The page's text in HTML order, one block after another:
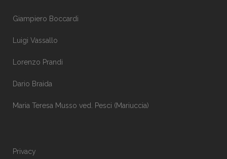
Giampiero Boccardi
Luigi Vassallo
Lorenzo Prandi
Dario Braida
Maria Teresa Musso ved. Pesci (Mariuccia)
Privacy